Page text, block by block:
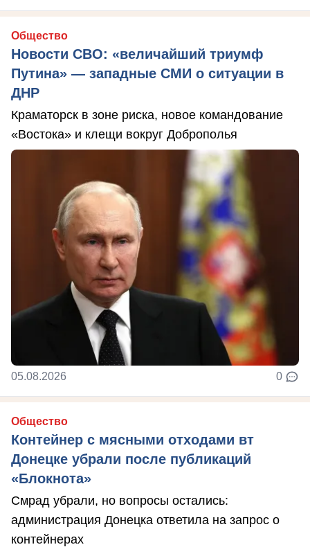
Общество
Новости СВО: «величайший триумф
Путина» — западные СМИ о ситуации в
ДНР
Краматорск в зоне риска, новое командование
«Востока» и клещи вокруг Доброполья
05.08.2026 0
Общество
Контейнер с мясными отходами вт
Донецке убрали после публикаций
«Блокнота»
Смрад убрали, но вопросы остались:
администрация Донецка ответила на запрос о
контейнерах